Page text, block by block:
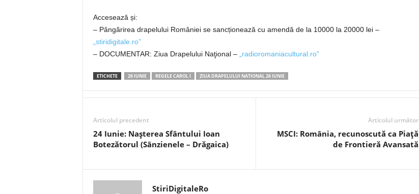
Accesează și:
– Pângărirea drapelului României se sancționează cu amendă de la 10000 la 20000 lei –
„stiridigitale.ro”
– DOCUMENTAR: Ziua Drapelului Naţional –
„radioromaniacultural.ro”
ETICHETE 26 IUNIE REGELE CAROL I ZIUA DRAPELULUI NATIONAL 26 IUNIE
Articolul precedent
24 Iunie: Nașterea Sfântului Ioan
Botezătorul (Sânzienele – Drăgaica)
Articolul următor
MSCI: România, recunoscută ca Piață
de Frontieră Avansată
StiriDigitaleRo